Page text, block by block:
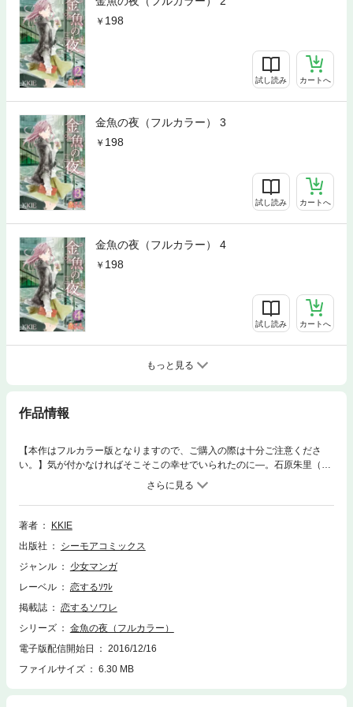
198
試し読み カートへ
金魚の夜（フルカラー） 3
198
試し読み カートへ
金魚の夜（フルカラー） 4
198
試し読み カートへ
もっと見る
作品情報
【本作はフルカラー版となりますので、ご購入の際は十分ご注意くださ
い。】気が付かなければそこそこの幸せでいられたのに―。石原朱里（2
9）は、言いたいことはあまり主張できず、真面目な人間な故にたくさん
のことを我慢して生きてきた。それでも、夢見ていた職業に就き、週末は
一緒に暮らす恋人・坂本晋也がいる…それだけで良いと思っていた。しか
しある日、街で晋也が浮気しているところを見てしまい、彼女が守ってい
結婚とはなんなのか―…。独身のアラサー女子たちが『本気の幸せ』を探
して悩み、嫉妬して、涙して、そして笑って…究極の感動物語が今始まる
されています。
著者
KKIE
出版社
シーモアコミックス
ジャンル
少女マンガ
レーベル
恋するｿﾜﾚ
掲載誌
恋するソワレ
シリーズ
金魚の夜（フルカラー）
電子版配信開始日
2016/12/16
ファイルサイズ
6.30 MB